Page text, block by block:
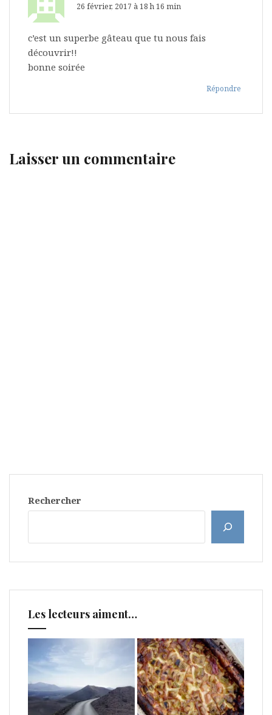
26 février, 2017 à 18 h 16 min
c’est un superbe gâteau que tu nous fais
découvrir!!
bonne soirée
Répondre
Laisser un commentaire
Rechercher
Les lecteurs aiment…